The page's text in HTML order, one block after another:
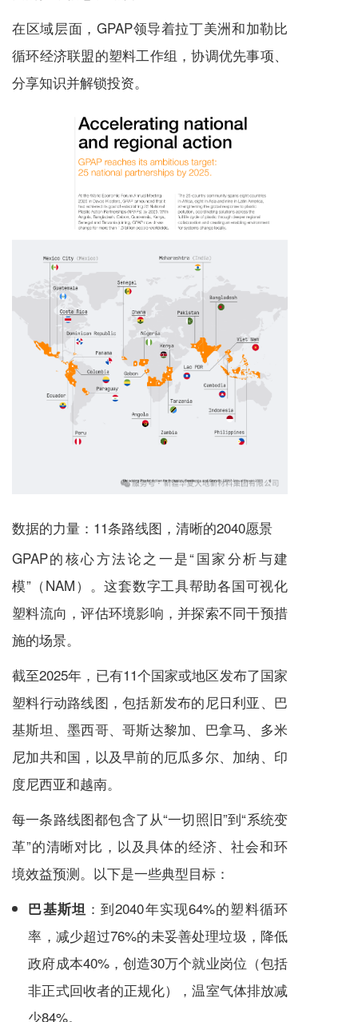
在区域层面，GPAP领导着拉丁美洲和加勒比
循环经济联盟的塑料工作组，协调优先事项、
分享知识并解锁投资。
数据的力量：11条路线图，清晰的2040愿景
GPAP的核心方法论之一是“国家分析与建
模”（NAM）。这套数字工具帮助各国可视化
塑料流向，评估环境影响，并探索不同干预措
施的场景。
截至2025年，已有11个国家或地区发布了国家
塑料行动路线图，包括新发布的尼日利亚、巴
基斯坦、墨西哥、哥斯达黎加、巴拿马、多米
尼加共和国，以及早前的厄瓜多尔、加纳、印
度尼西亚和越南。
每一条路线图都包含了从“一切照旧”到“系统变
革”的清晰对比，以及具体的经济、社会和环
境效益预测。以下是一些典型目标：
巴基斯坦 ：到2040年实现64%的塑料循环
率，减少超过76%的未妥善处理垃圾，降低
政府成本40%，创造30万个就业岗位（包括
非正式回收者的正规化），温室气体排放减
少84%。